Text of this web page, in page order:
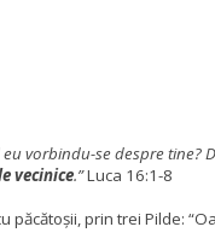
eu vorbindu-se despre
vecinice.”Luca 16:1-8
păcătoșii, prin trei Pilde: